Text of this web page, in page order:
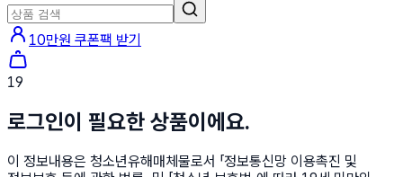
10만원 쿠폰팩 받기
19
로그인이 필요한 상품이에요.
이 정보내용은 청소년유해매체물로서 「정보통신망 이용촉진 및